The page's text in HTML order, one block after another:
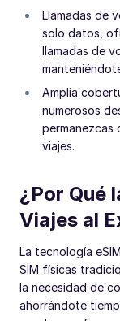
Llamadas de
solo datos,
llamadas de
Amplia
numerosos
permanezcas
viajes.
¿Por Qué
Viajes al
La tecnología
SIM físicas
la necesidad de
ahorrándote